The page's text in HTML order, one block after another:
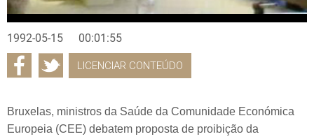
1992-05-15 00:01:55
LICENCIAR CONTEÚDO
Bruxelas, ministros da Saúde da Comunidade Económica
Europeia (CEE) debatem proposta de proibição da